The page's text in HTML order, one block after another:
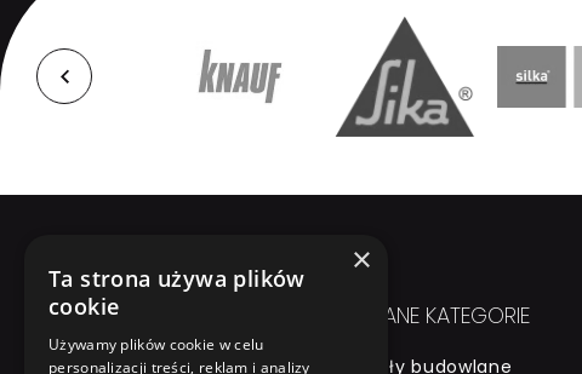
NA SKRÓTY
Strona główna
POLECANE KATEGORIE
Materiały budowlane
×
Ta strona używa plików
cookie
Używamy plików cookie w celu
personalizacji treści, reklam i analizy